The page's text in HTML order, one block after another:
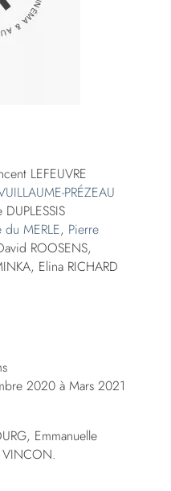
LEFEUVRE
PRÉZEAU
MERLE, Pierre
ROOSENS,
Elina RICHARD
2020 à Mars 2021
Emmanuelle
VINCON.